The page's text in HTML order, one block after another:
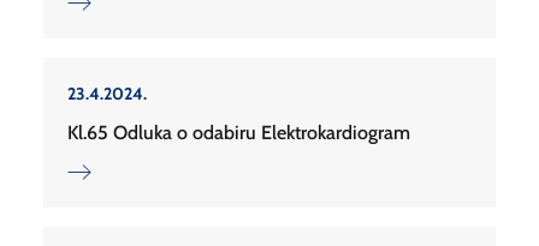
23.4.2024.
Kl.65 Odluka o odabiru Elektrokardiogram